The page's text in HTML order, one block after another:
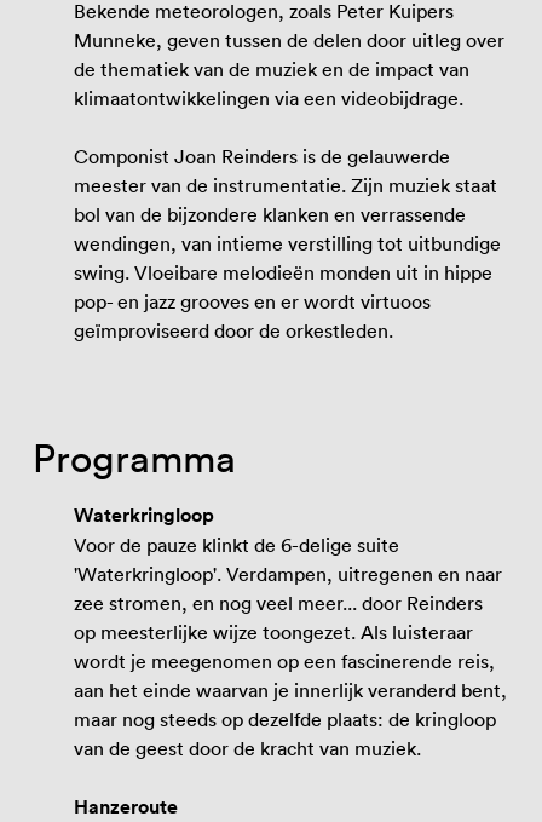
Bekende meteorologen, zoals Peter Kuipers
Munneke, geven tussen de delen door uitleg over
de thematiek van de muziek en de impact van
klimaatontwikkelingen via een videobijdrage.
Componist Joan Reinders is de gelauwerde
meester van de instrumentatie. Zijn muziek staat
bol van de bijzondere klanken en verrassende
wendingen, van intieme verstilling tot uitbundige
swing. Vloeibare melodieën monden uit in hippe
pop- en jazz grooves en er wordt virtuoos
geïmproviseerd door de orkestleden.
Programma
Waterkringloop
Voor de pauze klinkt de 6-delige suite
'Waterkringloop'. Verdampen, uitregenen en naar
zee stromen, en nog veel meer... door Reinders
op meesterlijke wijze toongezet. Als luisteraar
wordt je meegenomen op een fascinerende reis,
aan het einde waarvan je innerlijk veranderd bent,
maar nog steeds op dezelfde plaats: de kringloop
van de geest door de kracht van muziek.
Hanzeroute